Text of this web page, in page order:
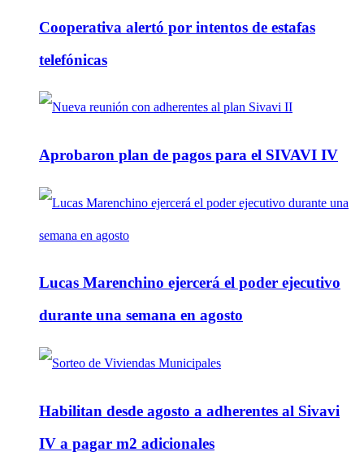
Cooperativa alertó por intentos de estafas
telefónicas
Aprobaron plan de pagos para el SIVAVI IV
Lucas Marenchino ejercerá el poder ejecutivo
durante una semana en agosto
Habilitan desde agosto a adherentes al Sivavi
IV a pagar m2 adicionales